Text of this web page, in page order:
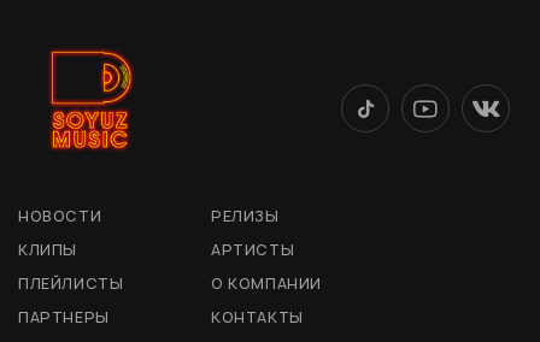
НОВОСТИ
РЕЛИЗЫ
КЛИПЫ
АРТИСТЫ
ПЛЕЙЛИСТЫ
О КОМПАНИИ
ПАРТНЕРЫ
КОНТАКТЫ